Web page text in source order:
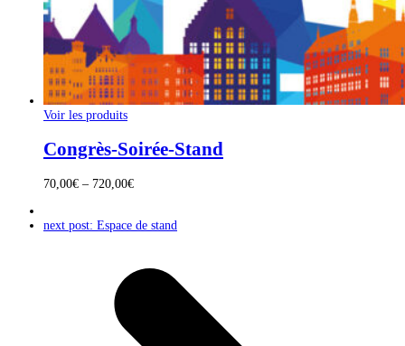
Voir les produits
Congrès-Soirée-Stand
70,00€ – 720,00€
next post: Espace de stand